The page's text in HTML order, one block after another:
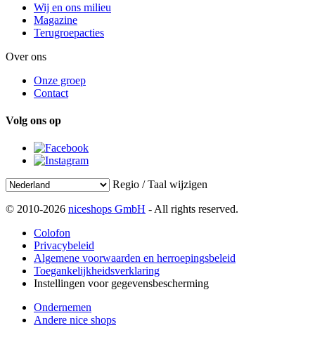
Wij en ons milieu
Magazine
Terugroepacties
Over ons
Onze groep
Contact
Volg ons op
Regio / Taal wijzigen
© 2010-2026 niceshops GmbH - All rights reserved.
Colofon
Privacybeleid
Algemene voorwaarden en herroepingsbeleid
Toegankelijkheidsverklaring
Instellingen voor gegevensbescherming
Ondernemen
Andere nice shops